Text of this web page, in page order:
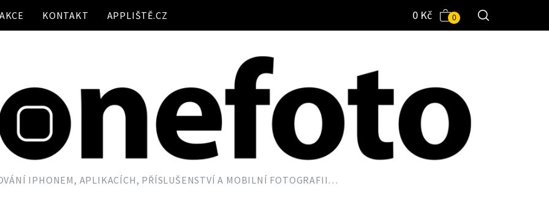
KONTAKT APPLIŠTĚ.CZ 0
0 Kč
IPHONEM, APLIKACÍCH, PŘÍSLUŠENSTVÍ A MOBILNÍ FOTOGRAFII…